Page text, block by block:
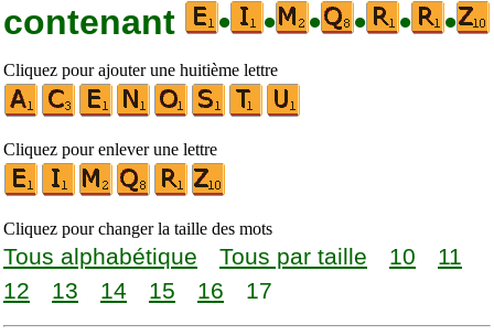
contenant
• • • • • •
Cliquez pour ajouter une huitième lettre
Cliquez pour enlever une lettre
Cliquez pour changer la taille des mots
Tous alphabétique Tous par taille 10
11
12
13 14 15 16 17